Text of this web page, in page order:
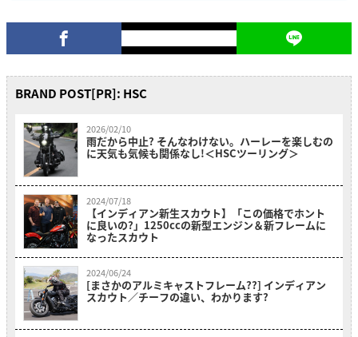
BRAND POST[PR]: HSC
2026/02/10
雨だから中止? そんなわけない。ハーレーを楽しむの
に天気も気候も関係なし!＜HSCツーリング＞
2024/07/18
【インディアン新生スカウト】「この価格でホント
に良いの?」1250ccの新型エンジン＆新フレームに
なったスカウト
2024/06/24
[まさかのアルミキャストフレーム??] インディアン
スカウト／チーフの違い、わかります?